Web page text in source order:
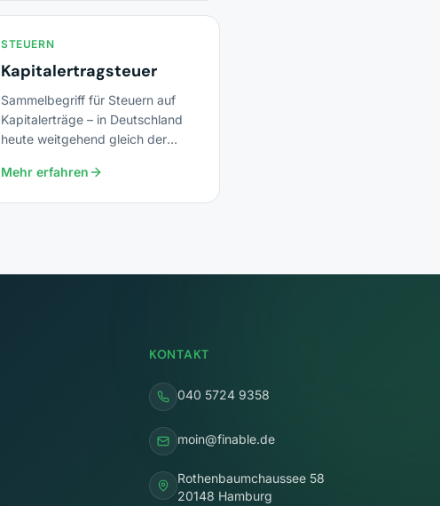
STEUERN
Kapitalertragsteuer
Sammelbegriff für Steuern auf
Kapitalerträge – in Deutschland
heute weitgehend gleich der
Mehr erfahren
KONTAKT
040 5724 9358
moin@finable.de
Rothenbaumchaussee 58
20148 Hamburg